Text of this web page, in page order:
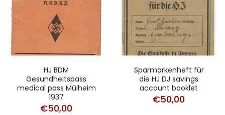
HJ BDM
Gesundheitspass
medical pass Mülheim
1937
€50,00
Sparmarkenheft für
die HJ DJ savings
account booklet
€50,00